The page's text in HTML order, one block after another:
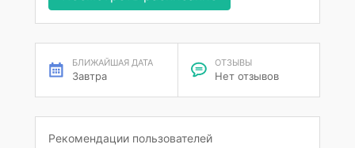
БЛИЖАЙШАЯ ДАТА
Завтра
ОТЗЫВЫ
Нет отзывов
Рекомендации пользователей